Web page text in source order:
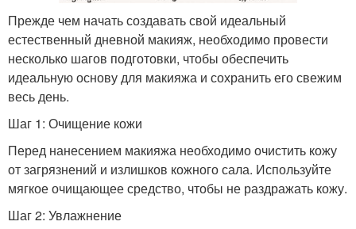
Прежде чем начать создавать свой идеальный
естественный дневной макияж, необходимо провести
несколько шагов подготовки, чтобы обеспечить
идеальную основу для макияжа и сохранить его свежим
весь день.
Шаг 1: Очищение кожи
Перед нанесением макияжа необходимо очистить кожу
от загрязнений и излишков кожного сала. Используйте
мягкое очищающее средство, чтобы не раздражать кожу.
Шаг 2: Увлажнение